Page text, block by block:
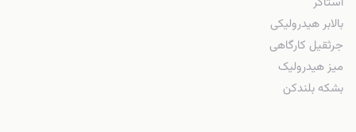
بالابر هیدرولیکی
جرثقیل کارگاهی
میز هیدرولیک
بشکه بلندکن